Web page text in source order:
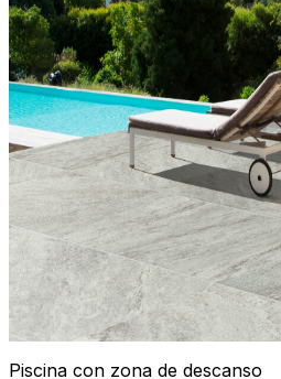
Piscina con zona de descanso